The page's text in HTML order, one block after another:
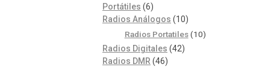
Portátiles (6)
Radios Análogos (10)
Radios Portatiles (10)
Radios Digitales (42)
Radios DMR (46)